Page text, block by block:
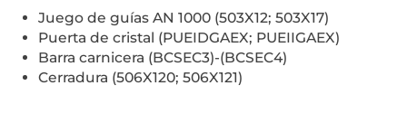
Juego de guías AN 1000 (503X12; 503X17)
Puerta de cristal (PUEIDGAEX; PUEIIGAEX)
Barra carnicera (BCSEC3)-(BCSEC4)
Cerradura (506X120; 506X121)